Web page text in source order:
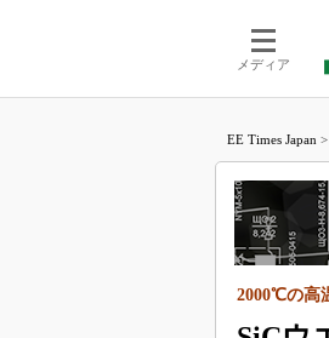
メディア
EE Times Japan >
2000℃の高